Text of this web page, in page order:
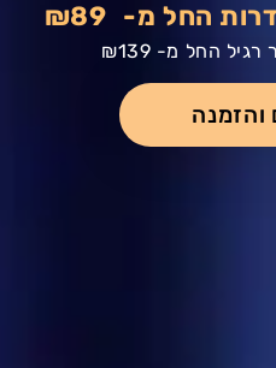
החל מ- ₪89
רגיל החל מ- ₪139
והזמנה